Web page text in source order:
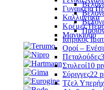
Γυναικεία
Καλλυντικά
Κρέμες
Μανικιούρ
Ιατρικός
Οροί –
Πεταλούδες
Στυλεοί10
Σύριγγες22
Τζελ